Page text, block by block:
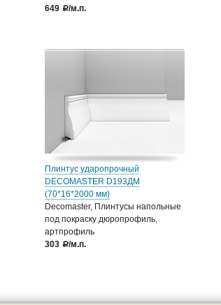
649
a/м.п.
Плинтус ударопрочный
DECOMASTER D193ДМ
(70*16*2000 мм)
Decomaster, Плинтусы напольные
под покраску дюропрофиль,
артпрофиль
303
a/м.п.